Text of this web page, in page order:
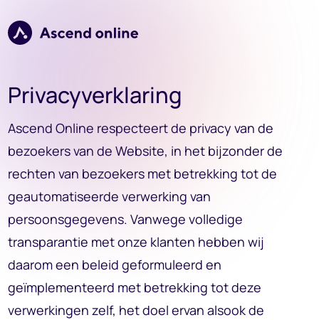
Verder naar navigatie
Ga naar hoofdinhoud
Footer
Privacyverklaring
Ascend Online respecteert de privacy van de
bezoekers van de Website, in het bijzonder de
rechten van bezoekers met betrekking tot de
geautomatiseerde verwerking van
persoonsgegevens. Vanwege volledige
transparantie met onze klanten hebben wij
daarom een beleid geformuleerd en
geïmplementeerd met betrekking tot deze
verwerkingen zelf, het doel ervan alsook de